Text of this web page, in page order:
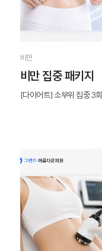
비만
비만 집중 패키지
[다이어트] 소부위 집중 3회